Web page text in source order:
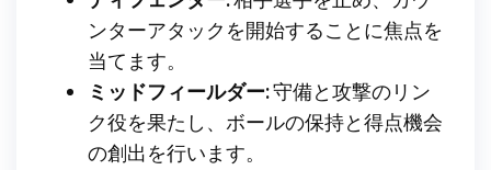
ンターアタックを開始することに焦点を
当てます。
ミッドフィールダー:守備と攻撃のリン
ク役を果たし、ボールの保持と得点機会
の創出を行います。